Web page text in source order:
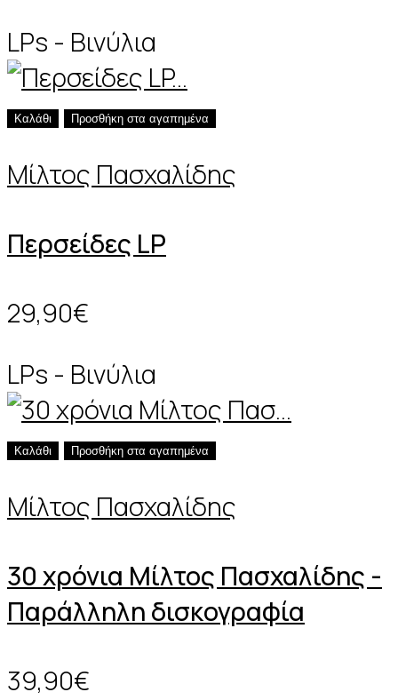
LPs - Βινύλια
Καλάθι Προσθήκη στα αγαπημένα
Μίλτος Πασχαλίδης
Περσείδες LP
29,90€
LPs - Βινύλια
Καλάθι Προσθήκη στα αγαπημένα
Μίλτος Πασχαλίδης
30 χρόνια Μίλτος Πασχαλίδης -
Παράλληλη δισκογραφία
39,90€